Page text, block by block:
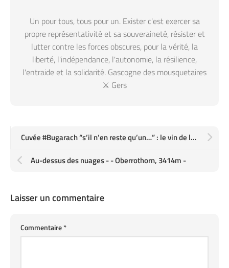
Un pour tous, tous pour un. Exister c'est exercer sa
propre représentativité et sa souveraineté, résister et
lutter contre les forces obscures, pour la vérité, la
liberté, l'indépendance, l'autonomie, la résilience,
l'entraide et la solidarité. Gascogne des mousquetaires
⚔️ Gers
Cuvée #Bugarach “s’il n’en reste qu’un…” : le vin de la fin du monde !
Au-dessus des nuages - - Oberrothorn, 3414m -
Laisser un commentaire
Commentaire*